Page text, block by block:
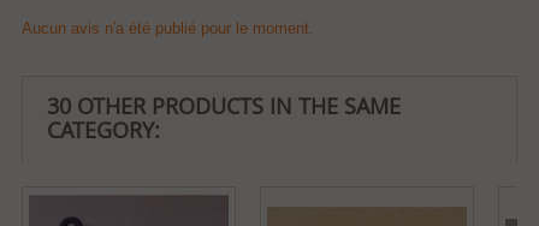
Aucun avis n'a été publié pour le moment.
30 OTHER PRODUCTS IN THE SAME
CATEGORY: